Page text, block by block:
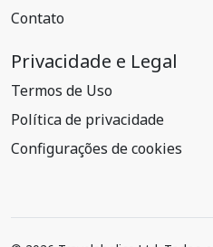
Contato
Privacidade e Legal
Termos de Uso
Política de privacidade
Configurações de cookies